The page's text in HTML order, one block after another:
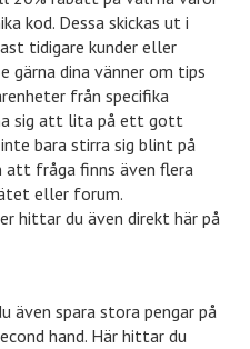
kod. Dessa skickas ut i
tidigare kunder eller
dina vänner om tips
från specifika
sig att lita på ett gott
bara stirra sig blint på
att fråga finns även flera
eller forum.
hittar du även direkt här på
även spara stora pengar på
hand. Här hittar du